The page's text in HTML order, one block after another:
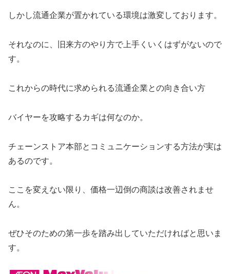
しかし流通企業が置かれている環境は激変しております。
それなのに、旧来方のやり方で上手くいくはずがないので
す。
これからの時代に求められる流通企業との向き合い方
バイヤーを攻略するカギは何なのか。
チェーンストア本部とコミュニケーションする方法が実は
あるのです。
ここを変えない限り、価格一辺倒の商談は改善されませ
ん。
ぜひそのための第一歩を踏み出していただければと思いま
す。